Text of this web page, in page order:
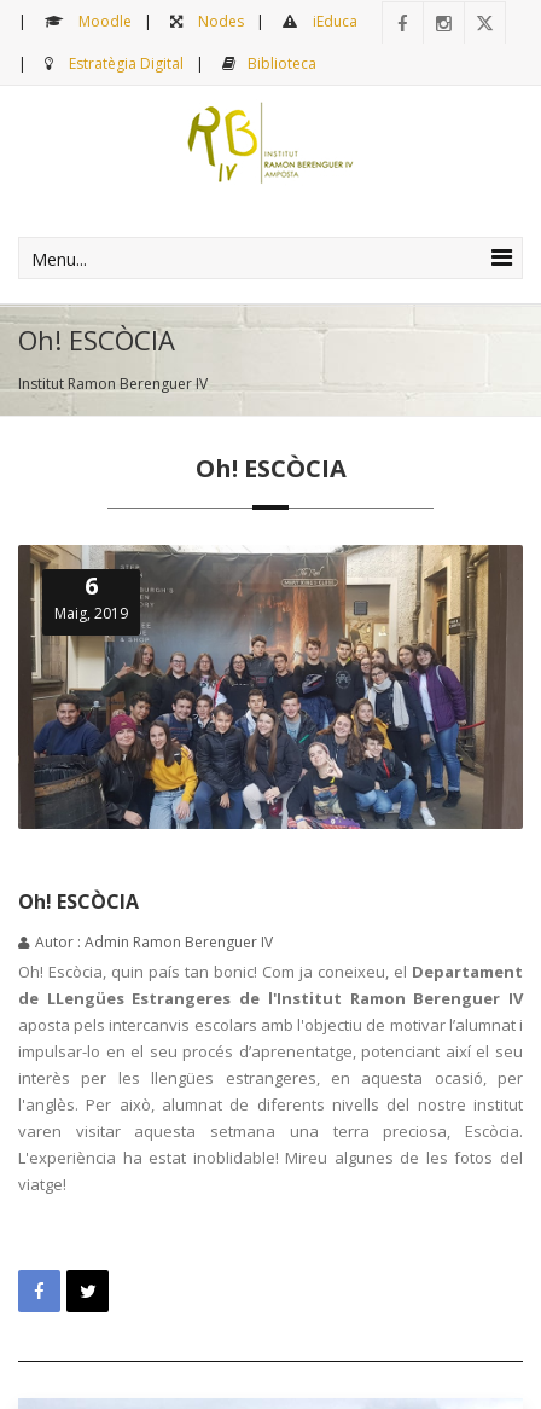
Moodle Nodes iEduca
Estratègia Digital Biblioteca
Menu...
Oh! ESCÒCIA
Institut Ramon Berenguer IV
Oh! ESCÒCIA
6
Maig, 2019
Oh! ESCÒCIA
Autor : Admin Ramon Berenguer IV
Oh! Escòcia, quin país tan bonic! Com ja coneixeu, el Departament
de LLengües Estrangeres de l'Institut Ramon Berenguer IV
aposta pels intercanvis escolars amb l'objectiu de motivar l’alumnat i
impulsar-lo en el seu procés d’aprenentatge, potenciant així el seu
interès per les llengües estrangeres, en aquesta ocasió, per
l'anglès. Per això, alumnat de diferents nivells del nostre institut
varen visitar aquesta setmana una terra preciosa, Escòcia.
L'experiència ha estat inoblidable! Mireu algunes de les fotos del
viatge!